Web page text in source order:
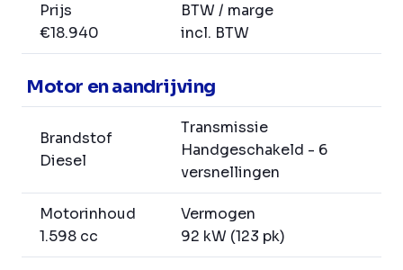
Prijs
€18.940
BTW / marge
incl. BTW
Motor en aandrijving
Brandstof
Diesel
Transmissie
Handgeschakeld - 6
versnellingen
Motorinhoud
1.598 cc
Vermogen
92 kW (123 pk)